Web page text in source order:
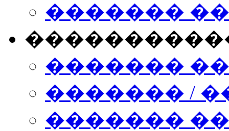
�������
�������
������� /
�������